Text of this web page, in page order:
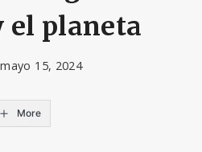
el planeta
mayo 15, 2024
More